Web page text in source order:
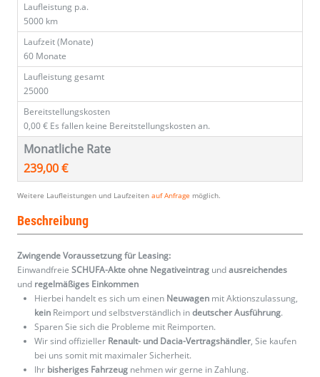
Laufleistung p.a.
5000 km
Laufzeit (Monate)
60 Monate
Laufleistung gesamt
25000
Bereitstellungskosten
0,00 € Es fallen keine Bereitstellungskosten an.
Monatliche Rate
239,00 €
Weitere Laufleistungen und Laufzeiten auf Anfrage möglich.
Beschreibung
Zwingende Voraussetzung für Leasing:
Einwandfreie SCHUFA-Akte ohne Negativeintrag undausreichendes
und regelmäßiges Einkommen
Hierbei handelt es sich um einen Neuwagen mit Aktionszulassung,
kein Reimport und selbstverständlich indeutscher Ausführung.
Sparen Sie sich die Probleme mit Reimporten.
Wir sind offizieller Renault- und Dacia-Vertragshändler, Sie kaufen
bei uns somit mit maximaler Sicherheit.
Ihr bisheriges Fahrzeug nehmen wir gerne in Zahlung.